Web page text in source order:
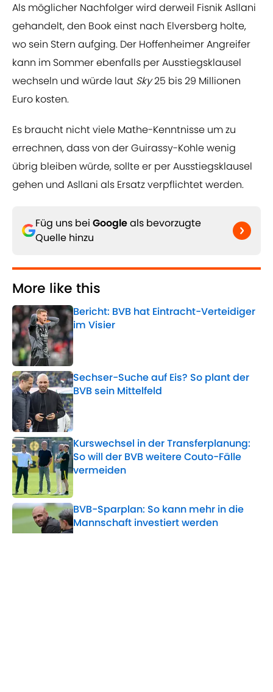
Als möglicher Nachfolger wird derweil Fisnik Asllani
gehandelt, den Book einst nach Elversberg holte,
wo sein Stern aufging. Der Hoffenheimer Angreifer
kann im Sommer ebenfalls per Ausstiegsklausel
wechseln und würde laut Sky25 bis 29 Millionen
Euro kosten.
Es braucht nicht viele Mathe-Kenntnisse um zu
errechnen, dass von der Guirassy-Kohle wenig
übrig bleiben würde, sollte er per Ausstiegsklausel
gehen und Asllani als Ersatz verpflichtet werden.
Füg uns bei Googleals bevorzugte
Quelle hinzu
More like this
Bericht: BVB hat Eintracht-Verteidiger
im Visier
Published by on Invalid Date
Sechser-Suche auf Eis? So plant der
BVB sein Mittelfeld
Published by on Invalid Date
Kurswechsel in der Transferplanung:
So will der BVB weitere Couto-Fälle
vermeiden
BVB-Sparplan: So kann mehr in die
Mannschaft investiert werden
Published by on Invalid Date